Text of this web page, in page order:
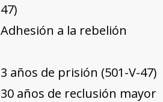
47)
Adhesión a la rebelión
3 años de prisión (501-V-47)
30 años de reclusión mayor